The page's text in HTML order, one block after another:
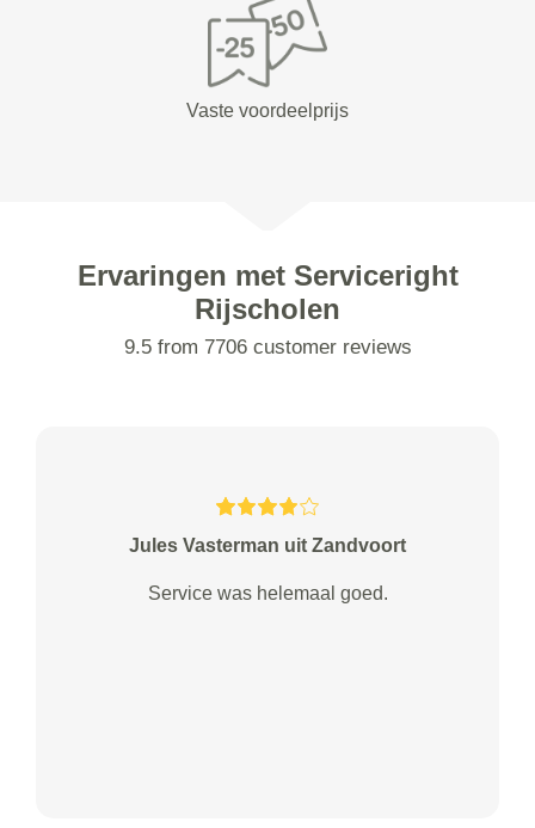
Vaste voordeelprijs
Ervaringen met Serviceright
Rijscholen
9.5 from 7706 customer reviews
Jules Vasterman uit Zandvoort
Service was helemaal goed.